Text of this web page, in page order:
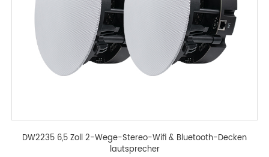
DW2235 6,5 Zoll 2-Wege-Stereo-Wifi & Bluetooth-Decken
lautsprecher